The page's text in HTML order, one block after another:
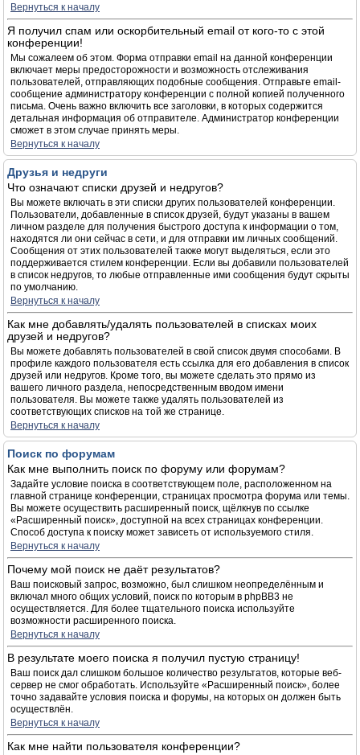
Вернуться к началу
Я получил спам или оскорбительный email от кого-то с этой
конференции!
Мы сожалеем об этом. Форма отправки email на данной конференции
включает меры предосторожности и возможность отслеживания
пользователей, отправляющих подобные сообщения. Отправьте email-
сообщение администратору конференции с полной копией полученного
письма. Очень важно включить все заголовки, в которых содержится
детальная информация об отправителе. Администратор конференции
сможет в этом случае принять меры.
Вернуться к началу
Друзья и недруги
Что означают списки друзей и недругов?
Вы можете включать в эти списки других пользователей конференции.
Пользователи, добавленные в список друзей, будут указаны в вашем
личном разделе для получения быстрого доступа к информации о том,
находятся ли они сейчас в сети, и для отправки им личных сообщений.
Сообщения от этих пользователей также могут выделяться, если это
поддерживается стилем конференции. Если вы добавили пользователей
в список недругов, то любые отправленные ими сообщения будут скрыты
по умолчанию.
Вернуться к началу
Как мне добавлять/удалять пользователей в списках моих
друзей и недругов?
Вы можете добавлять пользователей в свой список двумя способами. В
профиле каждого пользователя есть ссылка для его добавления в список
друзей или недругов. Кроме того, вы можете сделать это прямо из
вашего личного раздела, непосредственным вводом имени
пользователя. Вы можете также удалять пользователей из
соответствующих списков на той же странице.
Вернуться к началу
Поиск по форумам
Как мне выполнить поиск по форуму или форумам?
Задайте условие поиска в соответствующем поле, расположенном на
главной странице конференции, страницах просмотра форума или темы.
Вы можете осуществить расширенный поиск, щёлкнув по ссылке
«Расширенный поиск», доступной на всех страницах конференции.
Способ доступа к поиску может зависеть от используемого стиля.
Вернуться к началу
Почему мой поиск не даёт результатов?
Ваш поисковый запрос, возможно, был слишком неопределённым и
включал много общих условий, поиск по которым в phpBB3 не
осуществляется. Для более тщательного поиска используйте
возможности расширенного поиска.
Вернуться к началу
В результате моего поиска я получил пустую страницу!
Ваш поиск дал слишком большое количество результатов, которые веб-
сервер не смог обработать. Используйте «Расширенный поиск», более
точно задавайте условия поиска и форумы, на которых он должен быть
осуществлён.
Вернуться к началу
Как мне найти пользователя конференции?